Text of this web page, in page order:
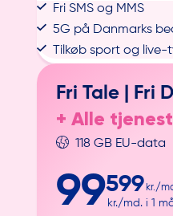
Fri SMS og MMS
5G på Danmarks
Tilkøb sport og live-
Fri Tale | Fri
+ Alle
118 GB EU-data
99599 kr./
kr./md. i 1